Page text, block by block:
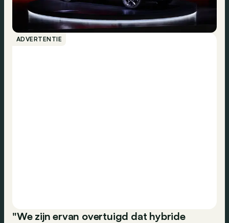
ADVERTENTIE
"We zijn ervan overtuigd dat hybride